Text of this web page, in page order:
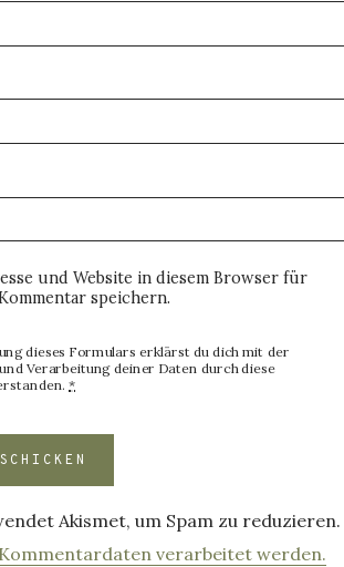
und Website in diesem Browser für
speichern.
dieses Formulars erklärst du dich mit der
Verarbeitung deiner Daten durch diese
*
Akismet, um Spam zu reduzieren.
verarbeitet werden.